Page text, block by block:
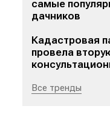
самые
дачников
Кадастровая
провела
Все тренды